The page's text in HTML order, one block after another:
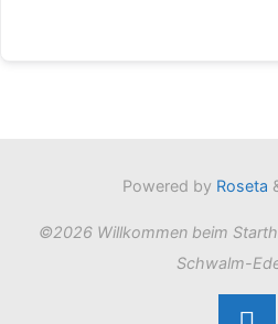
Powered byRoseta
©2026 Willkommen beim
Schwalm-